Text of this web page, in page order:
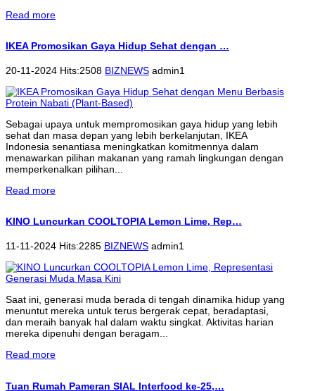
Read more
IKEA Promosikan Gaya Hidup Sehat dengan …
20-11-2024 Hits:2508 BIZNEWS admin1
Sebagai upaya untuk mempromosikan gaya hidup yang lebih
sehat dan masa depan yang lebih berkelanjutan, IKEA
Indonesia senantiasa meningkatkan komitmennya dalam
menawarkan pilihan makanan yang ramah lingkungan dengan
memperkenalkan pilihan...
Read more
KINO Luncurkan COOLTOPIA Lemon Lime, Rep…
11-11-2024 Hits:2285 BIZNEWS admin1
Saat ini, generasi muda berada di tengah dinamika hidup yang
menuntut mereka untuk terus bergerak cepat, beradaptasi,
dan meraih banyak hal dalam waktu singkat. Aktivitas harian
mereka dipenuhi dengan beragam...
Read more
Tuan Rumah Pameran SIAL Interfood ke-25,…